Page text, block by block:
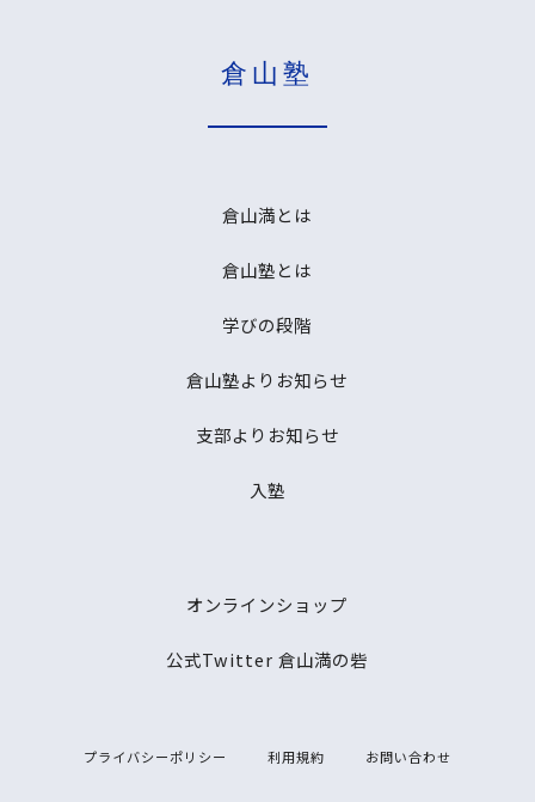
倉山塾
倉山満とは
倉山塾とは
学びの段階
倉山塾よりお知らせ
支部よりお知らせ
入塾
オンラインショップ
公式Twitter 倉山満の砦
プライバシーポリシー 利用規約 お問い合わせ